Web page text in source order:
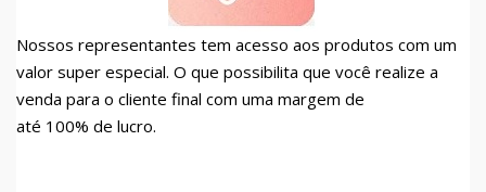
Nossos representantes tem acesso aos produtos com um
valor super especial. O que possibilita que você realize a
venda para o cliente final com uma margem de
até 100% de lucro.